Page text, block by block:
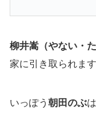
柳井嵩（やない・た
家に引き取られます
いっぽう 朝田のぶ